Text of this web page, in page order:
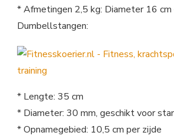
* Afmetingen 2,5 kg: Diameter 16
Dumbellstangen:
* Lengte: 35 cm
* Diameter: 30 mm, geschikt voor
* Opnamegebied: 10,5 cm per zijde